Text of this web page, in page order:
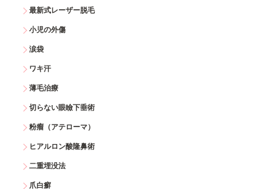
最新式レーザー脱毛
小児の外傷
涙袋
ワキ汗
薄毛治療
切らない眼瞼下垂術
粉瘤（アテローマ）
ヒアルロン酸隆鼻術
二重埋没法
爪白癬